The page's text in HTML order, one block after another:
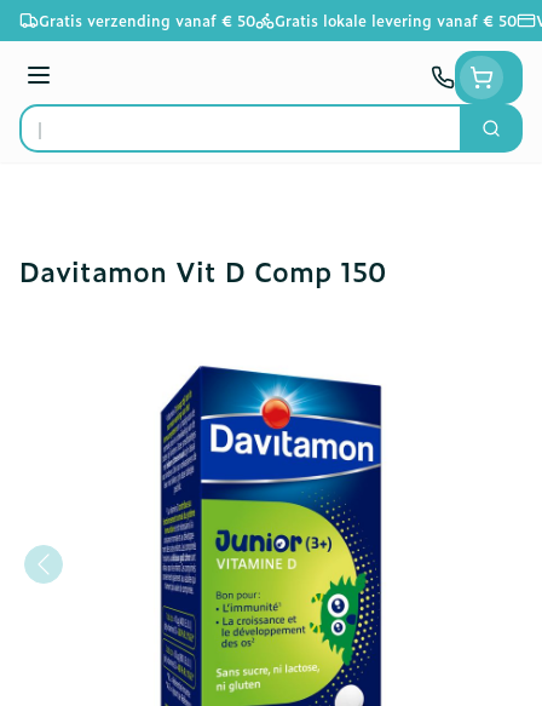
Ga naar de inhoud
Gratis verzending vanaf € 50 Gratis lokale levering vanaf € 50
Menu
Product, merk, categorie...
Zoek
Davitamon Vit D Comp 150